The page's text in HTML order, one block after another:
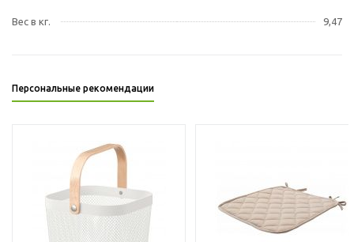
Вес в кг. 9,47
Персональные рекомендации